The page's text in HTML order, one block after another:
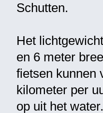
Schutten.
Het
en 6 meter
fietsen kunnen
kilometer per
op uit het